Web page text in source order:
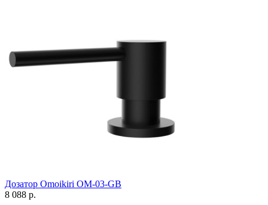
Дозатор Omoikiri OM-03-GB
8 088 р.